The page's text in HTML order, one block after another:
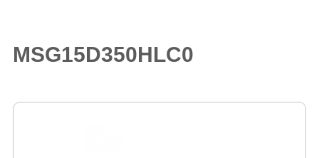
MSG15D350HLC0